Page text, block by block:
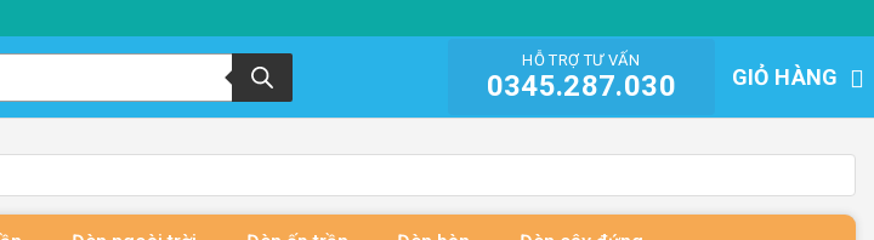
HỖ TRỢ TƯ VẤN
0345.287.030 GIỎ HÀNG